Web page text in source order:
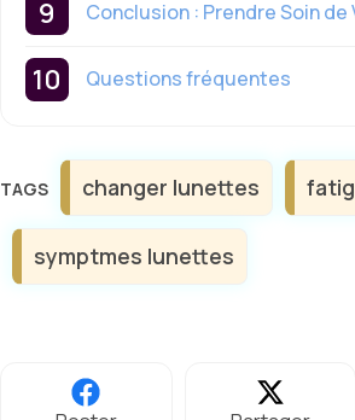
Conclusion : Prendre Soin de
Questions fréquentes
Étiquettes
changer lunettes
symptmes lunettes